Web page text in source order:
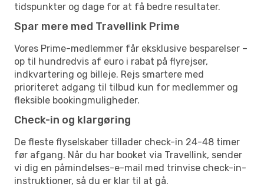
tidspunkter og dage for at få bedre resultater.
Spar mere med Travellink Prime
Vores Prime-medlemmer får eksklusive besparelser –
op til hundredvis af euro i rabat på flyrejser,
indkvartering og billeje. Rejs smartere med
prioriteret adgang til tilbud kun for medlemmer og
fleksible bookingmuligheder.
Check-in og klargøring
De fleste flyselskaber tillader check-in 24-48 timer
før afgang. Når du har booket via Travellink, sender
vi dig en påmindelses-e-mail med trinvise check-in-
instruktioner, så du er klar til at gå.